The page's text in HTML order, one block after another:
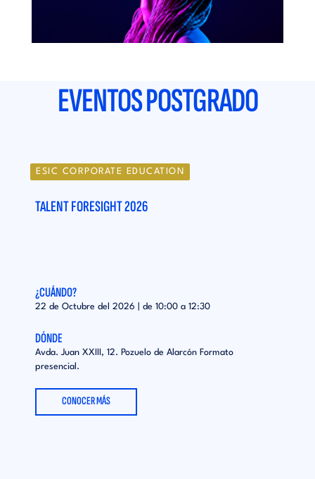
EVENTOS POSTGRADO
ESIC CORPORATE EDUCATION
TALENT FORESIGHT 2026
¿CUÁNDO?
22 de Octubre del 2026 | de 10:00 a 12:30
DÓNDE
Avda. Juan XXIII, 12. Pozuelo de Alarcón Formato
presencial.
CONOCER MÁS